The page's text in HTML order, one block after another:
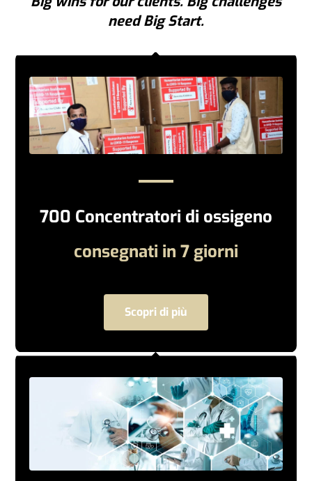
need Big Start.
700 Concentratori di ossigeno
consegnati in 7 giorni
Scopri di più